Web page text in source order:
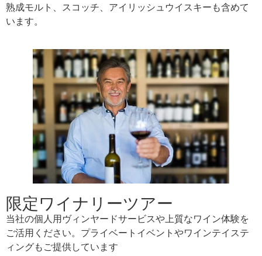
熟成モルト、スコッチ、アイリッシュウイスキーも含めて
います。
限定ワイナリーツアー
当社の個人用ヴィンヤードサービスや上質なワイン体験を
ご活用ください。プライベートイベントやワインテイステ
ィングもご提供しています